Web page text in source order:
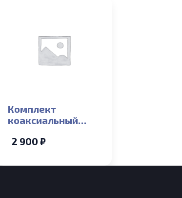
Комплект
коаксиальный
60/100 FERROLI
2 900 ₽